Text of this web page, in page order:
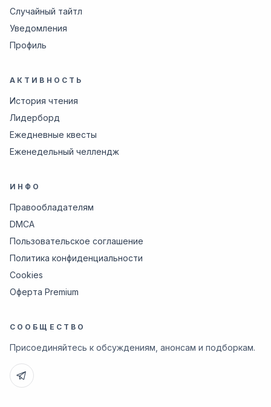
Случайный тайтл
Уведомления
Профиль
АКТИВНОСТЬ
История чтения
Лидерборд
Ежедневные квесты
Еженедельный челлендж
ИНФО
Правообладателям
DMCA
Пользовательское соглашение
Политика конфиденциальности
Cookies
Оферта Premium
СООБЩЕСТВО
Присоединяйтесь к обсуждениям, анонсам и подборкам.